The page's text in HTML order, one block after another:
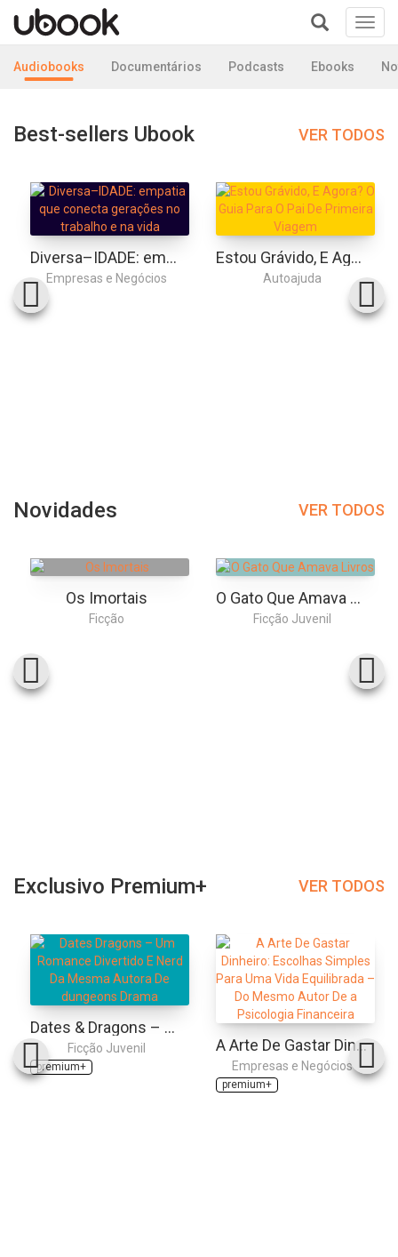
+
Audiobooks
Documentários Podcasts Ebooks
Best-sellers Ubook VER TODOS
Diversa–IDADE: empatia que conecta gerações no trabalho e na vida
Empresas e Negócios
Estou Grávido, E Agora? O Guia Para O Pai De Primeira Viagem
Autoajuda
Novidades VER TODOS
Os Imortais
Ficção
O Gato Que Amava Livros
Ficção Juvenil
Exclusivo Premium+ VER TODOS
Dates & Dragons – Um Romance Divertido E Nerd Da Mesma Autora De "dungeons & Drama"
Ficção Juvenil
premium+
A Arte De Gastar Dinheiro: Escolhas Simples Para Uma Vida Equilibrada – Do Mesmo Autor De "a Psicologia Financeira"
Empresas e Negócios
premium+